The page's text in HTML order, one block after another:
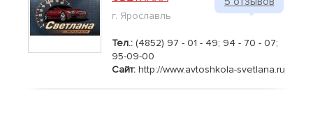
г. Ярославль
Тел.: (4852) 97 - 01 - 49; 94 - 70 - 07;
95-09-00
Сайт: http://www.avtoshkola-svetlana.ru